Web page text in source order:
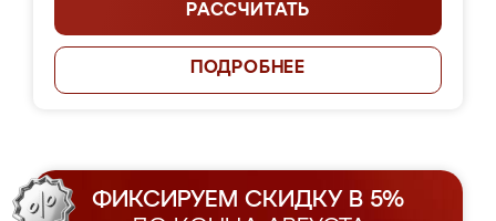
РАССЧИТАТЬ
ПОДРОБНЕЕ
ФИКСИРУЕМ СКИДКУ В 5%